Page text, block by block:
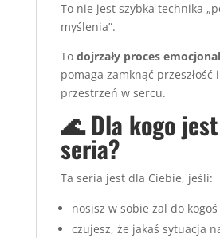
To nie jest szybka technika
myślenia”.
To dojrzały proces
pomaga zamknąć przeszłość
przestrzeń w sercu.
🌊 Dla kogo
seria?
Ta seria jest dla Ciebie, jeśli:
nosisz w sobie żal do kogoś
czujesz, że jakaś sytuacja